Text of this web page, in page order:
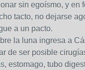
sin egoísmo, y en
tacto, no dejarse
a un pacto.
la luna ingresa a
de ser posible
estomago, tubo